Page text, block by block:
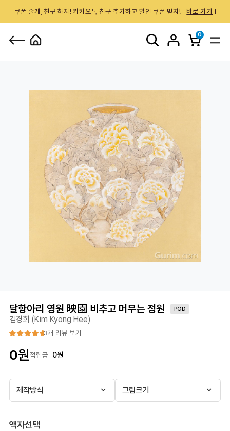
쿠폰 줄게, 친구 하자! 카카오톡 친구 추가하고 할인 쿠폰 받자! 바로 가기
0
달항아리 영원 映園 비추고 머무는 정원 POD
김경희 (Kim Kyong Hee)
3개 리뷰 보기
0원적립금 0원
제작방식 그림크기
액자선택